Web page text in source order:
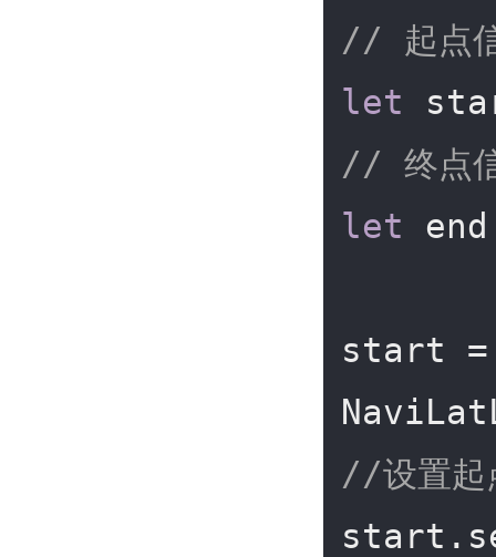
// 起点
let
// 终点
let
start
//设置起